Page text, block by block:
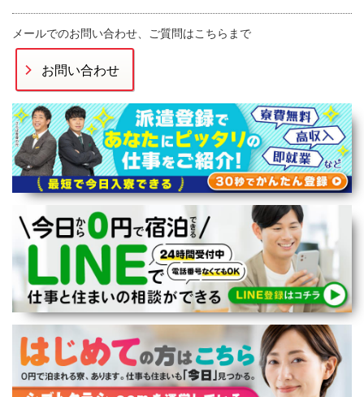
メールでのお問い合わせ、ご質問はこちらまで
お問い合わせ